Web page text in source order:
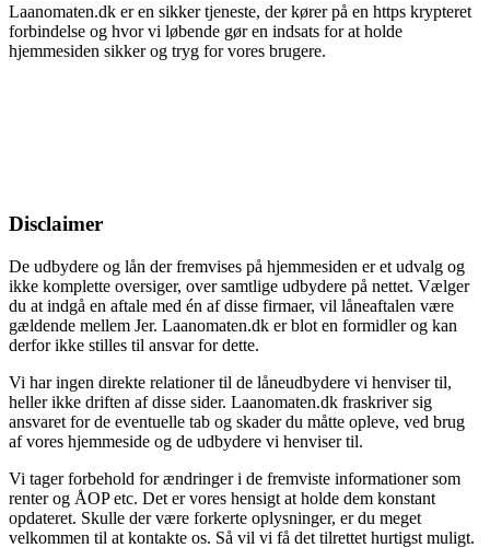
Laanomaten.dk er en sikker tjeneste, der kører på en https krypteret
forbindelse og hvor vi løbende gør en indsats for at holde
hjemmesiden sikker og tryg for vores brugere.
Disclaimer
De udbydere og lån der fremvises på hjemmesiden er et udvalg og
ikke komplette oversiger, over samtlige udbydere på nettet. Vælger
du at indgå en aftale med én af disse firmaer, vil låneaftalen være
gældende mellem Jer. Laanomaten.dk er blot en formidler og kan
derfor ikke stilles til ansvar for dette.
Vi har ingen direkte relationer til de låneudbydere vi henviser til,
heller ikke driften af disse sider. Laanomaten.dk fraskriver sig
ansvaret for de eventuelle tab og skader du måtte opleve, ved brug
af vores hjemmeside og de udbydere vi henviser til.
Vi tager forbehold for ændringer i de fremviste informationer som
renter og ÅOP etc. Det er vores hensigt at holde dem konstant
opdateret. Skulle der være forkerte oplysninger, er du meget
velkommen til at kontakte os. Så vil vi få det tilrettet hurtigst muligt.